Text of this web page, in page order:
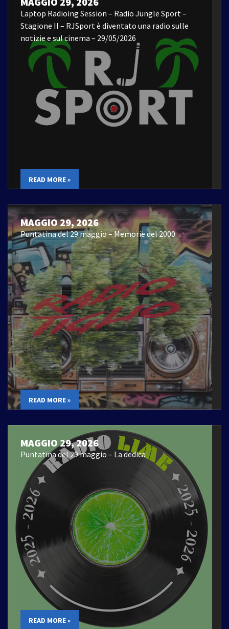
Laptop Radioing Session – Radio Jungle Sport –
Stagione II – RJSport è diventato una radio sulle
notizie e sul cinema – 29/05/2026
READ MORE »
MAGGIO 29, 2026
Puntatina del 29 maggio – Memorie del 2000
READ MORE »
MAGGIO 29, 2026
Puntatina del 29 maggio – La dedica
READ MORE »